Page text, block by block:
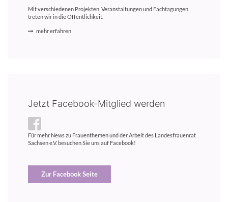
Mit verschiedenen Projekten, Veranstaltungen und Fachtagungen
treten wir in die Öffentlichkeit.
mehr erfahren
Jetzt Facebook-Mitglied werden
Für mehr News zu Frauenthemen und der Arbeit des Landesfrauenrat
Sachsen e.V. besuchen Sie uns auf Facebook!
Zur Facebook Seite